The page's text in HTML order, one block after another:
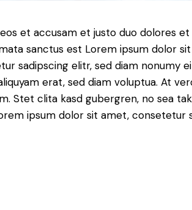
et accusam et justo duo dolores
sanctus est Lorem ipsum dolor
sadipscing elitr, sed diam nonumy
erat, sed diam voluptua. At
Stet clita kasd gubergren, no sea
ipsum dolor sit amet, consetetur